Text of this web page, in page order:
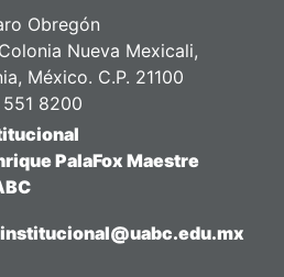
Obregón
Nueva Mexicali,
México. C.P. 21100
8200
PalaFox Maestre